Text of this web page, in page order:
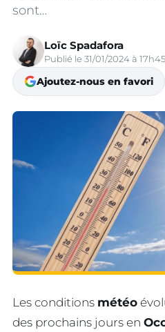
sont…
Loïc Spadafora
Publié le 31/01/2024 à 17h45
Ajoutez-nous en favori
Les conditions météo
des prochains jours en